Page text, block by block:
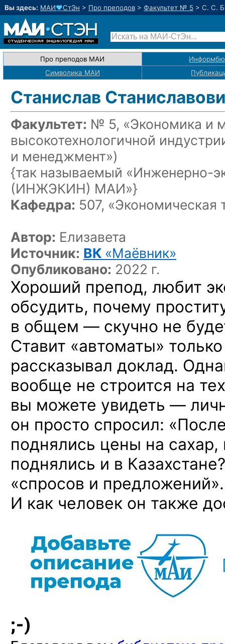
Вы здесь: МАИ♥СтЭн > Про преподов > Факультет № 5 > С. С.
Про преподов МАИ
Символика МАИ
Станислав
Факультет: № 5, «Экономика и
высокотехнологичной
и менеджмент»)
{так называемый «Инженерно-
(ИНЖЭКИН) МАИ»}
Кафедра: 507, «Экономическая
Автор: Елизавета
Источник: ВК «Маёвник»
Опубликовано: 2022 г.
Хороший препод, любит
обсудить, почему
в общем — скучно не
Ставит «автоматы»
рассказывал доклад.
вообще не строится на
вы можете увидеть —
он просто спросил:
поднялись цены на
поднялись и в
«спросов и
И как человек он также